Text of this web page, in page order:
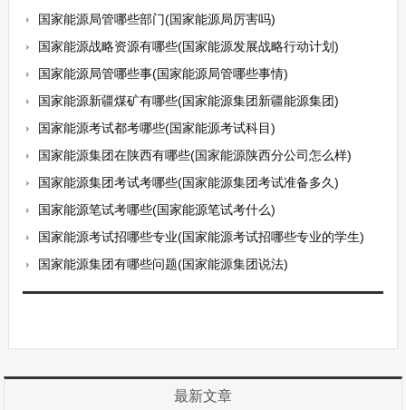
国家能源局管哪些部门(国家能源局厉害吗)
国家能源战略资源有哪些(国家能源发展战略行动计划)
国家能源局管哪些事(国家能源局管哪些事情)
国家能源新疆煤矿有哪些(国家能源集团新疆能源集团)
国家能源考试都考哪些(国家能源考试科目)
国家能源集团在陕西有哪些(国家能源陕西分公司怎么样)
国家能源集团考试考哪些(国家能源集团考试准备多久)
国家能源笔试考哪些(国家能源笔试考什么)
国家能源考试招哪些专业(国家能源考试招哪些专业的学生)
国家能源集团有哪些问题(国家能源集团说法)
最新文章